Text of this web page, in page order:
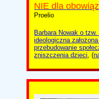
NIE dla
Proelio
Barbara Nowak o
ideologiczna
przebudowanie
zniszczenia dzieci , (